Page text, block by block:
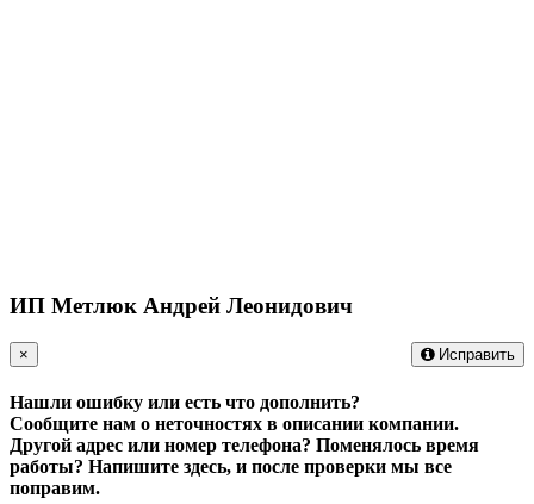
ИП Метлюк Андрей Леонидович
Исправить
×
Нашли ошибку или есть что дополнить?
Сообщите нам о неточностях в описании компании.
Другой адрес или номер телефона? Поменялось время
работы? Напишите здесь, и после проверки мы все
поправим.